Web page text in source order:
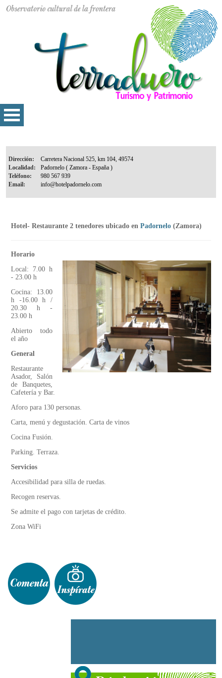
Dirección:
Localidad:
Teléfono:
Email:
Hotel- Restaurante 2 tenedores ubicado en Padornelo (Zamora)
Horario
Local: 7.00 h
- 23.00 h
Cocina: 13.00
h -16.00 h /
20.30 h -
23.00 h
Abierto todo
el año
General
Restaurante
Asador, Salón
de Banquetes,
Cafetería y Bar.
Aforo para 130 personas.
Carta, menú y degustación. Carta de vinos
Cocina Fusión.
Parking. Terraza.
Servicios
Accesibilidad para silla de ruedas.
Recogen reservas.
Se admite el pago con tarjetas de crédito.
Zona WiFi